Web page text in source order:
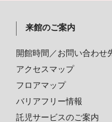
来館のご案内
開館時間／お問い合わせ
アクセスマップ
フロアマップ
バリアフリー情報
託児サービスのご案内